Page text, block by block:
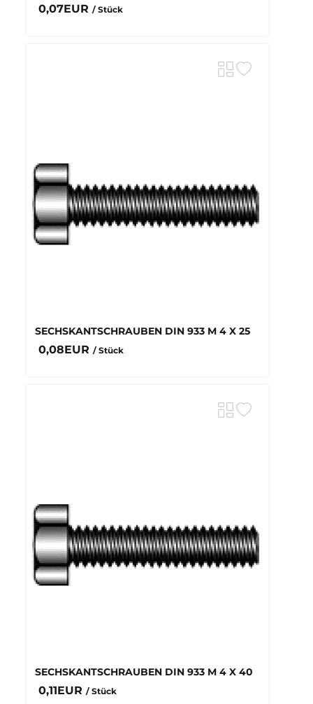
0,07EUR / Stück
SECHSKANTSCHRAUBEN DIN 933 M 4 X 25
0,08EUR / Stück
SECHSKANTSCHRAUBEN DIN 933 M 4 X 40
0,11EUR / Stück